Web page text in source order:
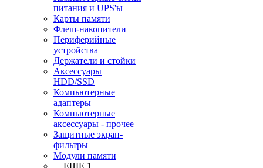
питания и UPS'ы
Карты памяти
Флеш-накопители
Периферийные
устройства
Держатели и стойки
Аксессуары
HDD/SSD
Компьютерные
адаптеры
Компьютерные
аксессуары - прочее
Защитные экран-
фильтры
Модули памяти
+ ЕЩЕ 1